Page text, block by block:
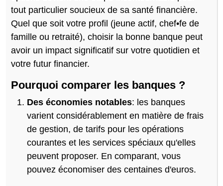
tout particulier soucieux de sa santé financière.
Quel que soit votre profil (jeune actif, chef•fe de
famille ou retraité), choisir la bonne banque peut
avoir un impact significatif sur votre quotidien et
votre futur financier.
Pourquoi comparer les banques ?
Des économies notables: les banques
varient considérablement en matière de frais
de gestion, de tarifs pour les opérations
courantes et les services spéciaux qu'elles
peuvent proposer. En comparant, vous
pouvez économiser des centaines d'euros.